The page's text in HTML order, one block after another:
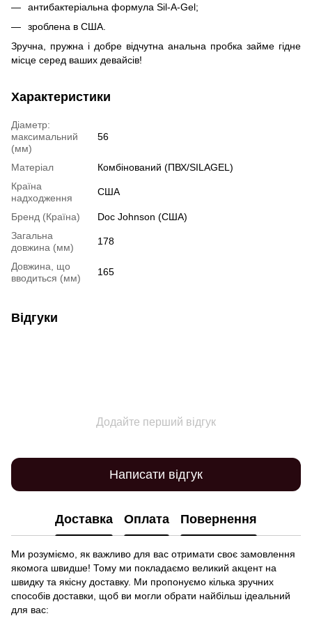
антибактеріальна формула Sil-A-Gel;
зроблена в США.
Зручна, пружна і добре відчутна анальна пробка займе гідне
місце серед ваших девайсів!
Характеристики
Діаметр:
максимальний
(мм)
56
Матеріал
Комбінований (ПВХ/SILAGEL)
Країна
надходження
США
Бренд (Країна)
Doc Johnson (США)
Загальна
довжина (мм)
178
Довжина, що
вводиться (мм)
165
Відгуки
Додайте перший відгук
Написати відгук
Доставка Оплата Повернення
Ми розуміємо, як важливо для вас отримати своє замовлення
якомога швидше! Тому ми покладаємо великий акцент на
швидку та якісну доставку. Ми пропонуємо кілька зручних
способів доставки, щоб ви могли обрати найбільш ідеальний
для вас: